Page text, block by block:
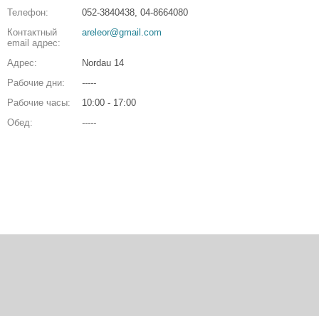
Телефон:
052-3840438, 04-8664080
Контактный
email адрес:
areleor@gmail.com
Адрес:
Nordau 14
Рабочие дни:
-----
Рабочие часы:
10:00 - 17:00
Обед:
-----